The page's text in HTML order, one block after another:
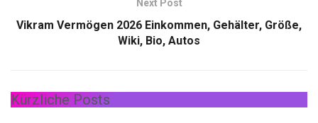
Next Post
Vikram Vermögen 2026 Einkommen, Gehälter, Größe,
Wiki, Bio, Autos
Kürzliche Posts